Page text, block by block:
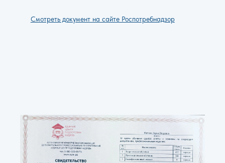
Смотреть документ на сайте Роспотребнадзор